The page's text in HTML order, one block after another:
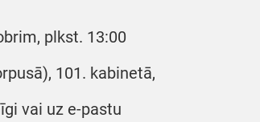
plkst. 13:00
101. kabinetā,
vai uz e-pastu